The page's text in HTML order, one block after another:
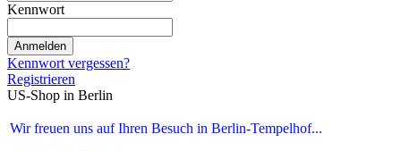
Kennwort
Anmelden
Kennwort vergessen?
Registrieren
US-Shop in Berlin
Wir freuen uns auf Ihren Besuch in Berlin-Tempelhof...